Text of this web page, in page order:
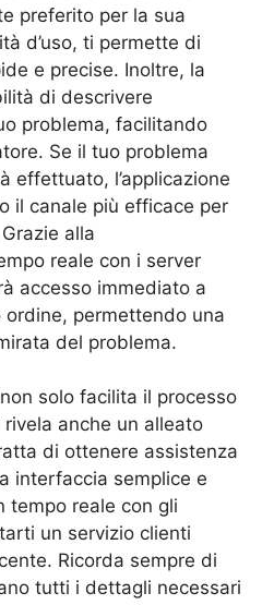
preferito per la sua
d’uso, ti permette di
e precise. Inoltre, la
di descrivere
problema, facilitando
Se il tuo problema
effettuato, l’applicazione
il canale più efficace per
alla
reale con i server
accesso immediato a
permettendo una
del problema.
solo facilita il processo
anche un alleato
di ottenere assistenza
interfaccia semplice e
tempo reale con gli
un servizio clienti
Ricorda sempre di
tutti i dettagli necessari